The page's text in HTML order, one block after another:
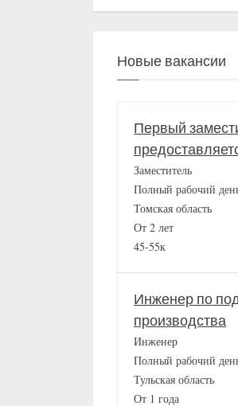
Новые вакансии
Первый
Заместитель
Полный рабочий
Томская область
От 2 лет
45-55к
Инженер по
производства
Инженер
Полный рабочий
Тульская область
От 1 года